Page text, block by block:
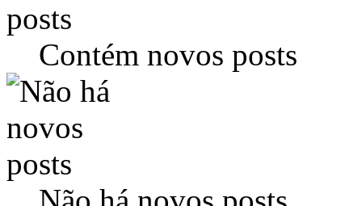
Contém novos posts